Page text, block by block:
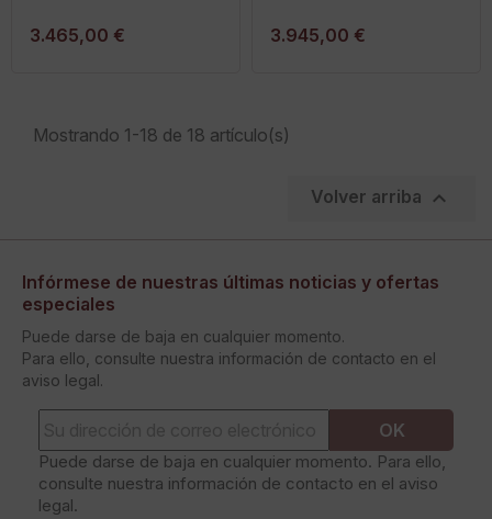
3.465,00 € 3.945,00 €
Mostrando 1-18 de 18 artículo(s)
Volver arriba 
Infórmese de nuestras últimas noticias y ofertas
especiales
Puede darse de baja en cualquier momento.
Para ello, consulte nuestra información de contacto en el
aviso legal.
Puede darse de baja en cualquier momento. Para ello,
consulte nuestra información de contacto en el aviso
legal.